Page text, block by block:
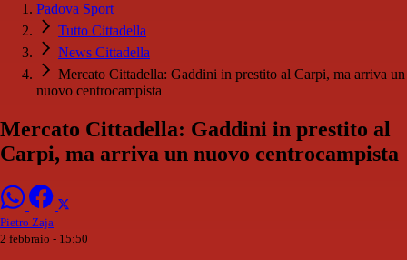
Padova Sport
Tutto Cittadella
News Cittadella
Mercato Cittadella: Gaddini in prestito al Carpi, ma arriva un
nuovo centrocampista
Mercato Cittadella: Gaddini in prestito al
Carpi, ma arriva un nuovo centrocampista
Pietro Zaja
2 febbraio - 15:50